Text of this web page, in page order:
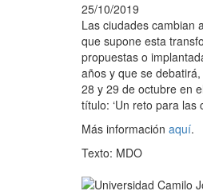
25/10/2019
Las ciudades cambian
que supone esta
propuestas o
años y que se
28 y 29 de octubre en
título: ‘Un reto para las
Más información aquí.
Texto: MDO